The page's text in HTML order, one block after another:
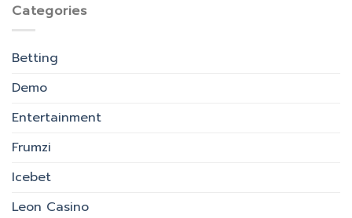
Categories
Betting
Demo
Entertainment
Frumzi
Icebet
Leon Casino